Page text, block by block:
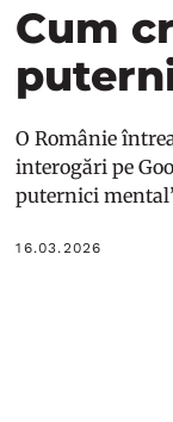
Cum
O Românie
interogări pe
puternici
16.03.2026